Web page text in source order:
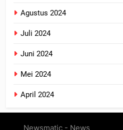
Agustus 2024
Juli 2024
Juni 2024
Mei 2024
April 2024
Newsmatic - News